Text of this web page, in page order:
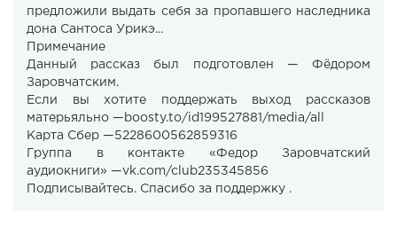
предложили выдать себя за пропавшего наследника
дона Сантоса Урикэ...
Примечание
Данный рассказ был подготовлен — Фёдором
Заровчатским.
Если вы хотите поддержать выход рассказов
матерьяльно —boosty.to/id199527881/media/all
Карта Сбер —5228600562859316
Группа в контакте «Федор Заровчатский
аудиокниги» —vk.com/club235345856
Подписывайтесь. Спасибо за поддержку .